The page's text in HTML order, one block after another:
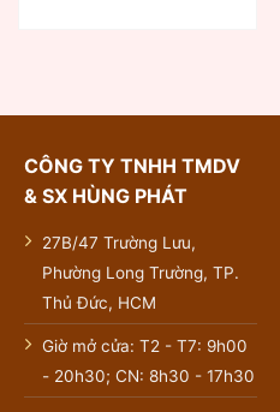
CÔNG TY TNHH TMDV
& SX HÙNG PHÁT
27B/47 Trường Lưu,
Phường Long Trường, TP.
Thủ Đức, HCM
Giờ mở cửa: T2 - T7: 9h00
- 20h30; CN: 8h30 - 17h30